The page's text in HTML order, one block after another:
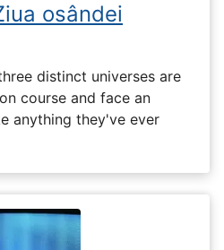
osândei
distinct universes are
course and face an
anything they've ever